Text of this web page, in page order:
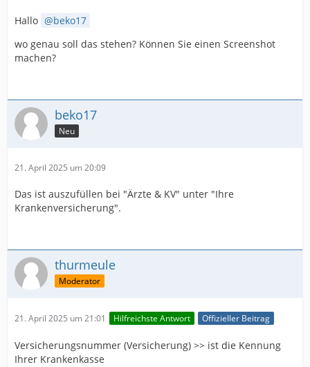
Hallo
beko17
wo genau soll das stehen? Können Sie einen Screenshot
machen?
beko17
Neu
21. April 2025 um 20:09
Das ist auszufüllen bei "Ärzte & KV" unter "Ihre
Krankenversicherung".
thurmeule
Moderator
21. April 2025 um 21:01 Hilfreichste Antwort Offizieller Beitrag
Versicherungsnummer (Versicherung) >> ist die Kennung
Ihrer Krankenkasse